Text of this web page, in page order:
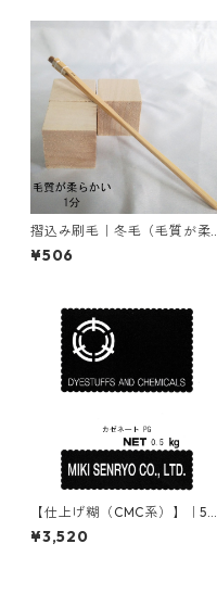
摺込み刷毛｜冬毛（毛質が柔
らかい）1分
¥506
【仕上げ糊（CMC系）】｜50
0g｜カゼネートPG
¥3,520